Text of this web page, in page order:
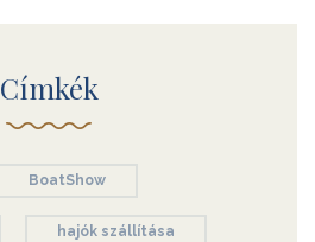
Címkék
BoatShow
hajók szállítása